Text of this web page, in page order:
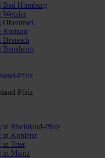
Bad Homburg
Wetzlar
Oberursel
Rodgau
Dreieich
Bensheim
Pfalz
Pfalz
in Rheinland-Pfalz
in Koblenz
in Trier
in Mainz